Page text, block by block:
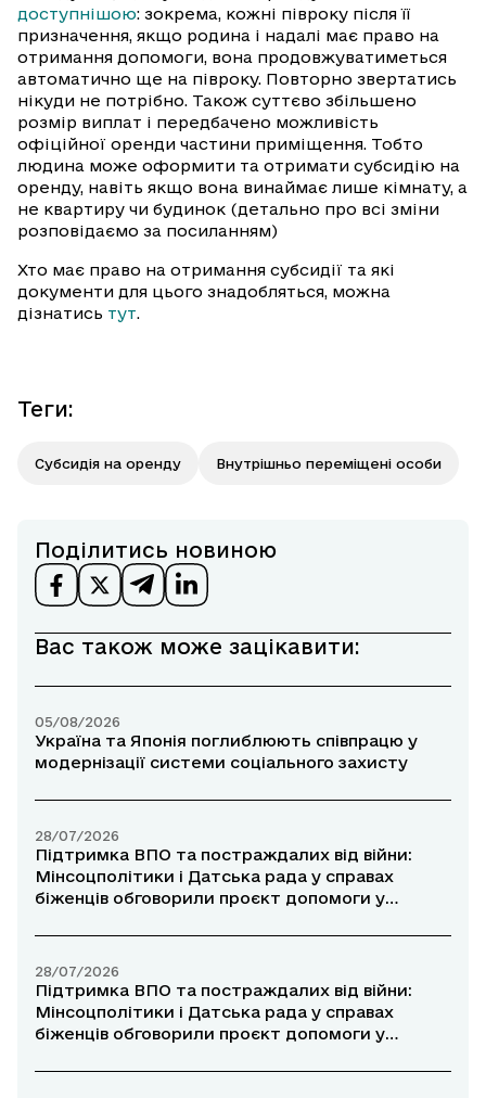
доступнішою: зокрема, кожні півроку після її
призначення, якщо родина і надалі має право на
отримання допомоги, вона продовжуватиметься
автоматично ще на півроку. Повторно звертатись
нікуди не потрібно. Також суттєво збільшено
розмір виплат і передбачено можливість
офіційної оренди частини приміщення. Тобто
людина може оформити та отримати субсидію на
оренду, навіть якщо вона винаймає лише кімнату, а
не квартиру чи будинок (детально про всі зміни
розповідаємо за посиланням)
Хто має право на отримання субсидії та які
документи для цього знадобляться, можна
дізнатись тут.
Теги:
Субсидія на оренду Внутрішньо переміщені особи
Поділитись новиною
Вас також може зацікавити:
05/08/2026
Україна та Японія поглиблюють співпрацю у
модернізації системи соціального захисту
28/07/2026
Підтримка ВПО та постраждалих від війни:
Мінсоцполітики і Датська рада у справах
біженців обговорили проєкт допомоги у
28/07/2026
Підтримка ВПО та постраждалих від війни:
Мінсоцполітики і Датська рада у справах
біженців обговорили проєкт допомоги у